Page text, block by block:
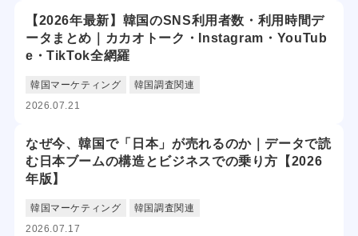
【2026年最新】韓国のSNS利用者数・利用時間デ
ータまとめ｜カカオトーク・Instagram・YouTub
e・TikTok全網羅
韓国マーケティング
韓国調査関連
2026.07.21
なぜ今、韓国で「日本」が売れるのか｜データで読
む日本ブームの構造とビジネスでの乗り方【2026
年版】
韓国マーケティング
韓国調査関連
2026.07.17